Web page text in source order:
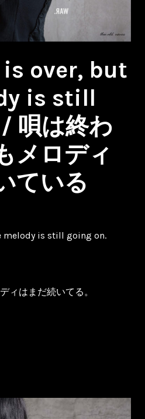
over, but
is still
唄は終わ
メロディ
ている
melody is still going on.
ィはまだ続いてる。